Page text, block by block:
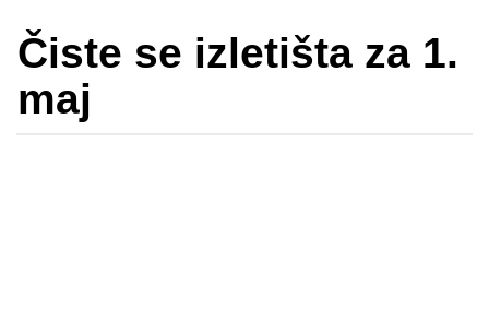
Čiste se izletišta za 1.
maj